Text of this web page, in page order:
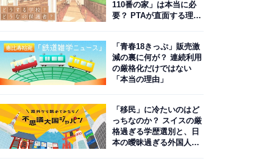
110番の家」は本当に必
要？ PTAが直面する理想
「青春18きっぷ」販売激
減の裏に何が？ 連続利用
の厳格化だけではない
「本当の理由」
「移民」に冷たいのはど
っちなのか？ スイスの厳
格過ぎる学歴選別と、日
本の曖昧過ぎる外国人政